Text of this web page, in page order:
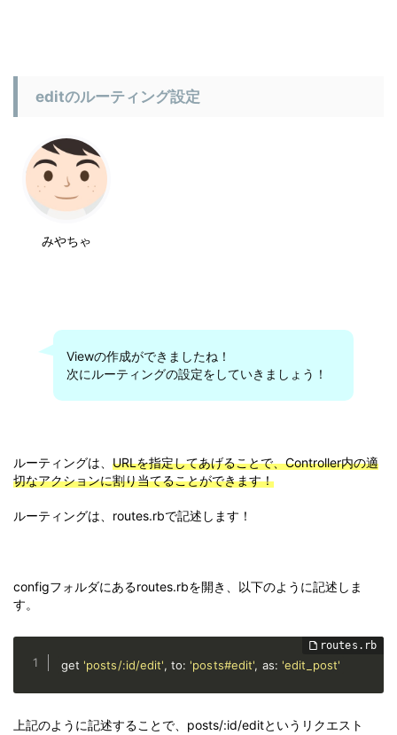
editのルーティング設定
みやちゃ
Viewの作成ができましたね！
次にルーティングの設定をしていきましょう！
ルーティングは、 URLを指定してあげることで、Controller内の適
切なアクションに割り当てることができます！
ルーティングは、routes.rbで記述します！
configフォルダにあるroutes.rbを開き、以下のように記述しま
す。
get 'posts/:id/edit', to: 'posts#edit', as: 'edit_post'
上記のように記述することで、posts/:id/editというリクエスト